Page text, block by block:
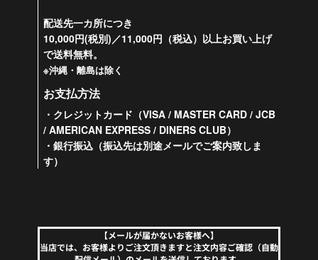
配送先一カ所につき
10,000円(税別)／11,000円（税込）以上お買い上げ
で送料無料。
※沖縄・離島は除く
お支払方法
・クレジットカード（VISA / MASTER CARD / JCB
/ AMERICAN EXPRESS / DINERS CLUB）
・銀行振込（振込先は別途メールでご案内致しま
す）
【メールが届かないお客様へ】
当店では、お客様よりご注文頂きますと注文内容ご確認（自動